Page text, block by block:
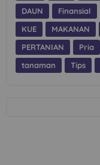
DAUN
Finansial
KUE
MAKANAN
PERTANIAN
Pria
tanaman
Tips